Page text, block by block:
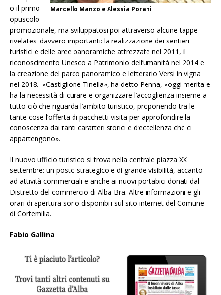
Marcello Manzo e Alessia Porani
o il primo
opuscolo
promozionale, ma sviluppatosi poi attraverso alcune tappe
rivelatesi davvero importanti: la realizzazione dei sentieri
turistici e delle aree panoramiche attrezzate nel 2011, il
riconoscimento Unesco a Patrimonio dell’umanità nel 2014 e
la creazione del parco panoramico e letterario Versi in vigna
nel 2018. «Castiglione Tinella», ha detto Penna, «oggi merita e
ha la necessità di curare e organizzare l’accoglienza insieme a
tutto ciò che riguarda l’ambito turistico, proponendo tra le
tante cose l’offerta di pacchetti-visita per approfondire la
conoscenza dai tanti caratteri storici e d’eccellenza che ci
appartengono».
Il nuovo ufficio turistico si trova nella centrale piazza XX
settembre: un posto strategico e di grande visibilità, accanto
ad attività commerciali e anche ai nuovi portabici donati dal
Distretto del commercio di Alba-Bra. Altre informazioni e gli
orari di apertura sono disponibili sul sito internet del Comune
di Cortemilia.
Fabio Gallina